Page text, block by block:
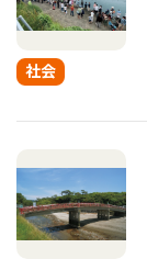
社会